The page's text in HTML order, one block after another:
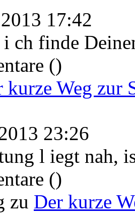
17:42
ch finde
()
kurze Weg zur
23:26
l iegt nah,
()
zu Der kurze